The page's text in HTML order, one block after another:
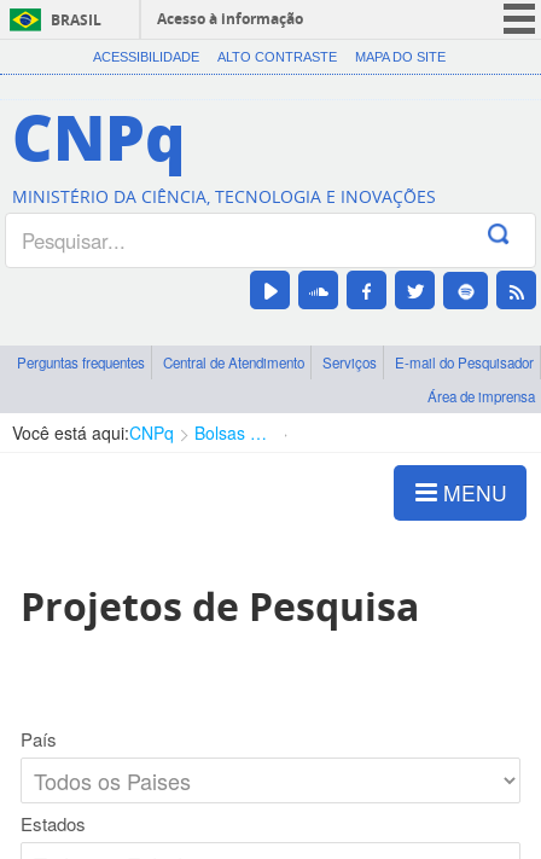
BRASIL
Acesso à informação
CORONAVÍRUS (COVID-19)
Canais
ACESSIBILIDADE ALTO CONTRASTE MAPA DO SITE
CNPq
MINISTÉRIO DA CIÊNCIA, TECNOLOGIA E INOVAÇÕES
Perguntas frequentes Central de Atendimento Serviços
E-mail do Pesquisador
Área de imprensa
Você está aqui:CNPq Bolsas e Auxílios Vigentes
MENU
Projetos de Pesquisa
País
Estados